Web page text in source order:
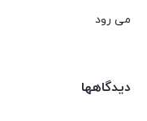
می رود
دیدگاهها